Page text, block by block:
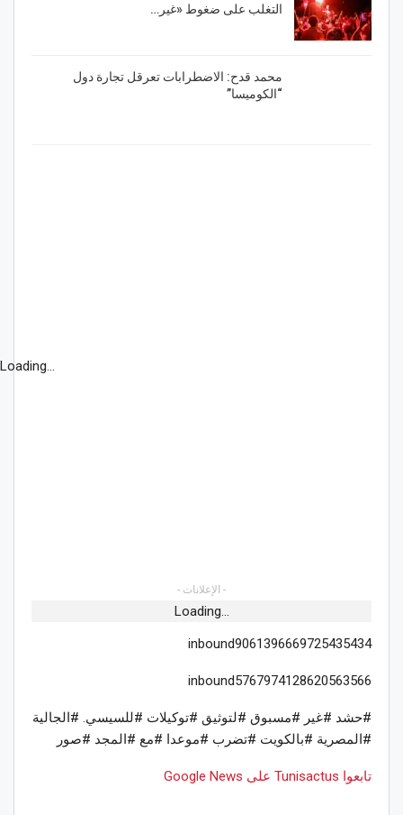
التغلب على ضغوط «غير…
محمد قدح: الاضطرابات تعرقل تجارة دول
“الكوميسا”
Loading...
- الإعلانات -
Loading...
inbound9061396669725435434
inbound5767974128620563566
#حشد #غير #مسبوق #لتوثيق #توكيلات #للسيسي. #الجالية
#المصرية #بالكويت #تضرب #موعدا #مع #المجد #صور
تابعوا Tunisactus على Google News